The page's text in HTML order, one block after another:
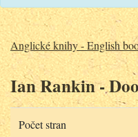
Anglické knihy - English
Ian Rankin -
Počet stran